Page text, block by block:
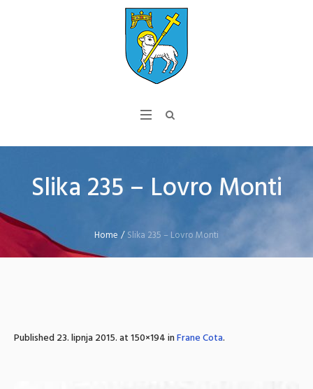
Slika 235 – Lovro Monti
Home /Slika 235 – Lovro Monti
Published23. lipnja 2015.at 150×194 inFrane Cota.